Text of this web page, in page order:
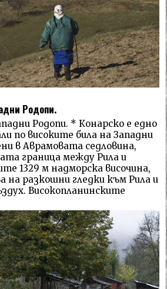
Родопи.
Родопи. * Конарско е едно
по високите била на Западни
в Аврамовата седловина,
граница между Рила и
1329 м надморска височина,
на разкошни гледки към Рила и
Високопланинските